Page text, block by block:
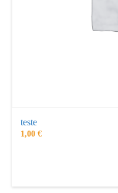
teste
1,00 €